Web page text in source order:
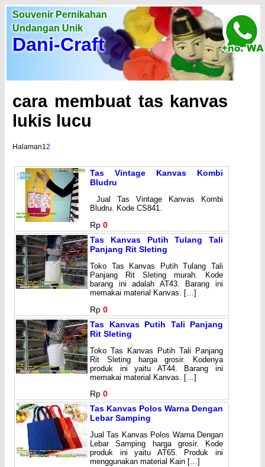
Souvenir Pernikahan
Undangan Unik
Dani-Craft
cara membuat tas kanvas
lukis lucu
Halaman1 2
Tas Vintage Kanvas Kombi
Bludru
Jual Tas Vintage Kanvas Kombi
Bludru. Kode CS841.
Rp 0
Tas Kanvas Putih Tulang Tali
Panjang Rit Sleting
Toko Tas Kanvas Putih Tulang Tali
Panjang Rit Sleting murah. Kode
barang ini adalah AT43. Barang ini
memakai material Kanvas. […]
Rp 0
Tas Kanvas Putih Tali Panjang
Rit Sleting
Toko Tas Kanvas Putih Tali Panjang
Rit Sleting harga grosir. Kodenya
produk ini yaitu AT44. Barang ini
memakai material Kanvas. […]
Rp 0
Tas Kanvas Polos Warna Dengan
Lebar Samping
Jual Tas Kanvas Polos Warna Dengan
Lebar Samping harga grosir. Kode
produk ini yaitu AT65. Produk ini
menggunakan material Kain […]